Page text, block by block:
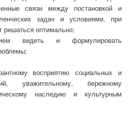
связи между постановкой и
задач и условиями, при
решаться оптимально;
видеть и формулировать
восприятию социальных и
уважительному, бережному
наследию и культурным